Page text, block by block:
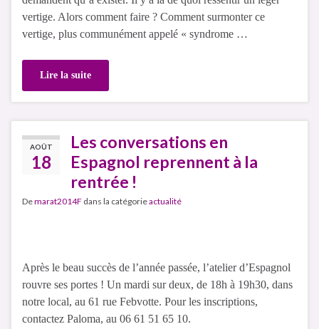
vertige. Alors comment faire ? Comment surmonter ce
vertige, plus communément appelé « syndrome …
Lire la suite
AOÛT
18
Les conversations en
Espagnol reprennent à la
rentrée !
Demarat2014F dans la catégorieactualité
Après le beau succès de l’année passée, l’atelier d’Espagnol
rouvre ses portes ! Un mardi sur deux, de 18h à 19h30, dans
notre local, au 61 rue Febvotte. Pour les inscriptions,
contactez Paloma, au 06 61 51 65 10.